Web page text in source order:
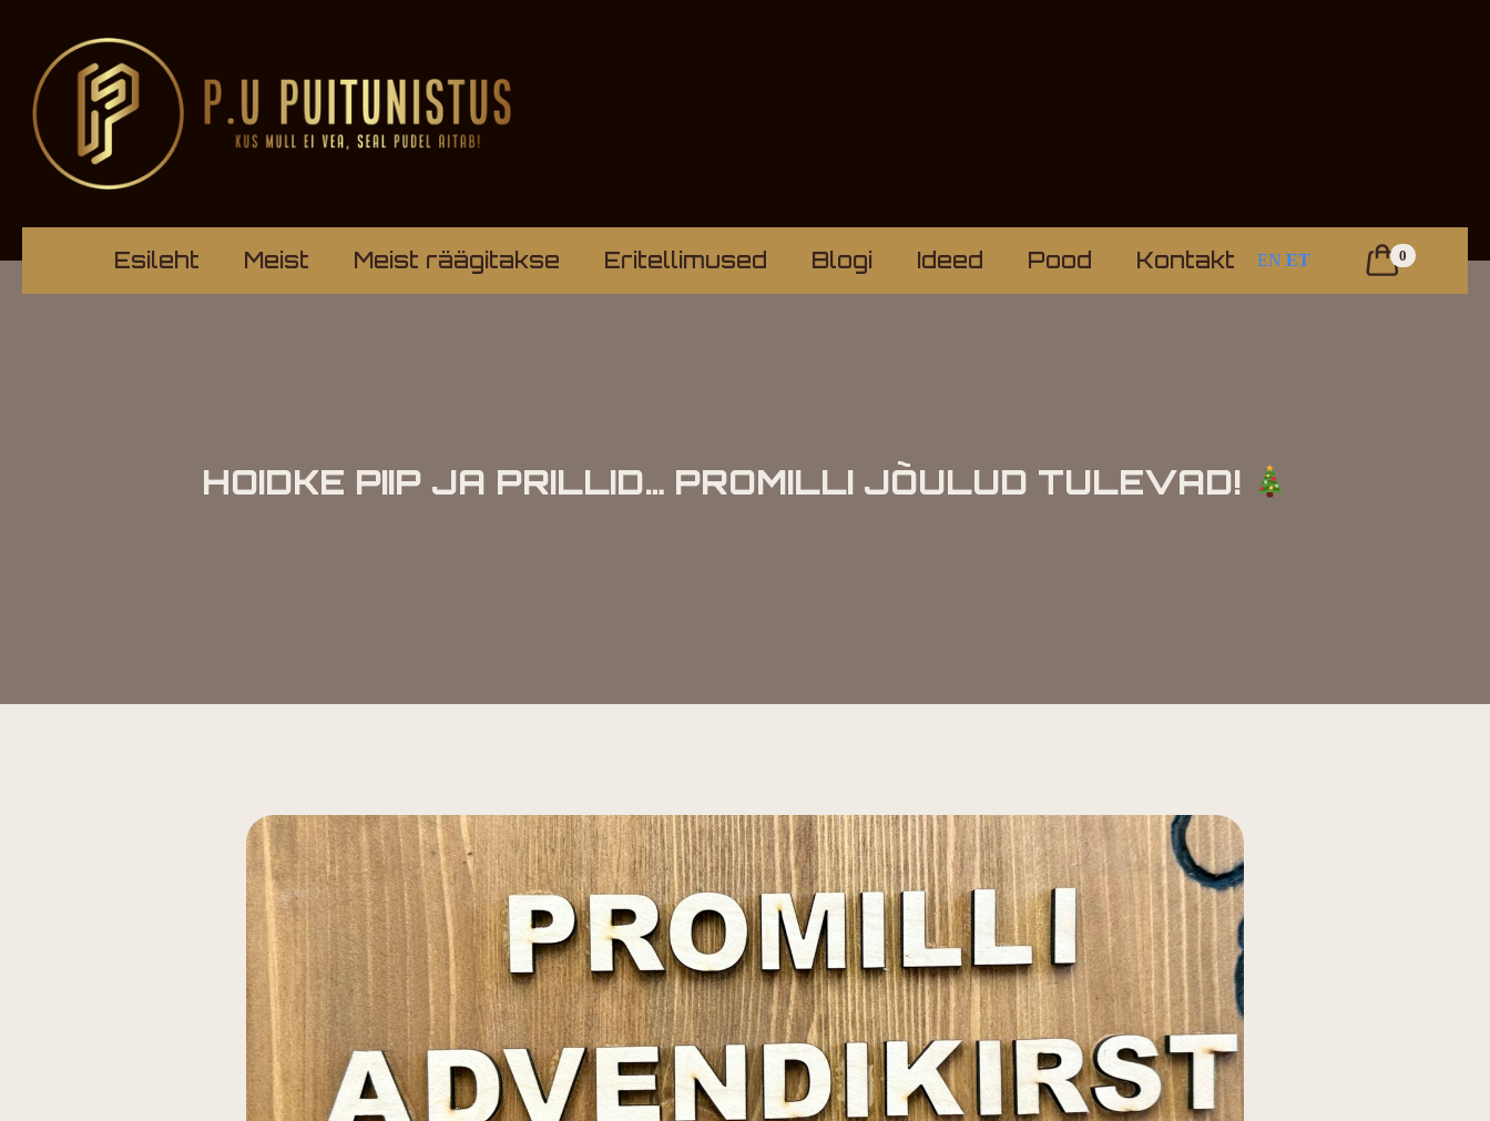
Esileht Meist Meist räägitakse Eritellimused Blogi Ideed Pood Kontakt EN ET 0
HOIDKE PIIP JA PRILLID… PROMILLI JÕULUD TULEVAD!